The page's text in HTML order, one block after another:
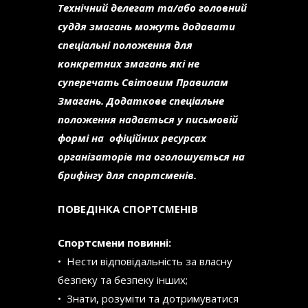
Технічний делегат та/або головний
суддя змагань можуть додавати
спеціальні положення для
конкретних змагань які не
суперечать Світовим Правилам
Змагань. Додаткове спеціальне
положення надається у письмовій
формі на офіційних ресурсах
організаторів та оголошується на
брифінгу для спортсменів.
ПОВЕДІНКА СПОРТСМЕНІВ
Спортсмени повинні:
• Нести відповідальність за власну
безпеку та безпеку інших;
• Знати, розуміти та дотримуватися